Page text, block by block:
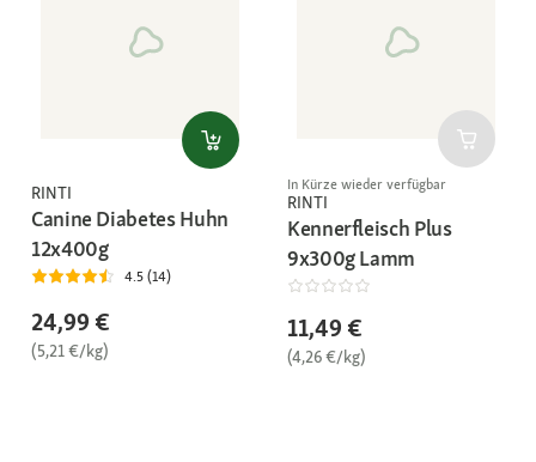
RINTI
Canine Diabetes Huhn
12x400g
4.5 (14)
24,99 €
(5,21 €/kg)
In Kürze wieder verfügbar
RINTI
Kennerfleisch Plus
9x300g Lamm
11,49 €
(4,26 €/kg)